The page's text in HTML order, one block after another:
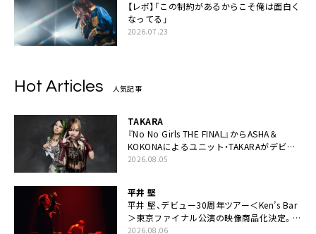
【レポ】「この制約があるからこそ俺は面白く
なってる」
2026.07.23
Hot Articles 人気記事
TAKARA
『No No Girls THE FINAL』からASHA＆
KOKONAによるユニット・TAKARAがデビュ
ー
2026.08.05
平井 堅
平井 堅、デビュー30周年ツアー＜Ken’s Bar
＞東京ファイナル公演の映像商品化決定。ブ
ックレットには平井堅のメッセージ掲載も
2026.08.06